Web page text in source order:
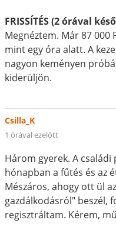
FRISSÍTÉS (2 órával
Megnéztem. Már 87 000
mint egy óra alatt. A
nagyon keményen
kiderüljön.
Csilla_K
1 órával ezelőtt
Három gyerek. A
hónapban a fűtés és az
Mészáros, ahogy ott ül
gazdálkodásról" beszél,
regisztráltam. Kérem,